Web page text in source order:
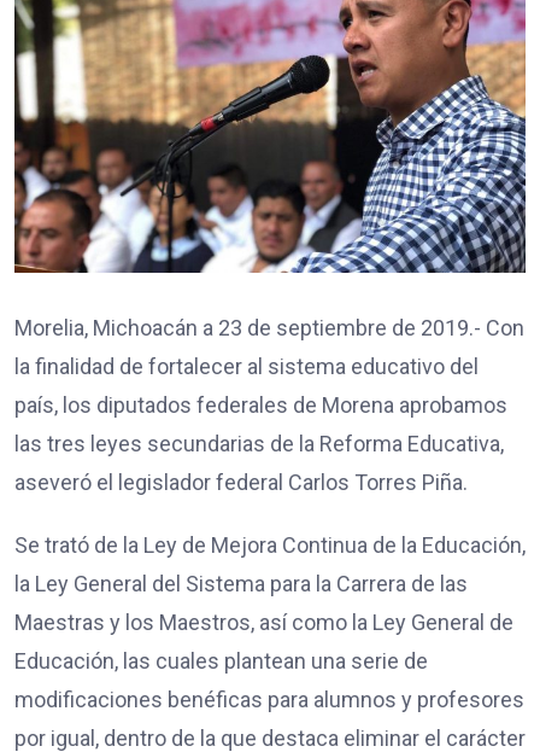
Morelia, Michoacán a 23 de septiembre de 2019.- Con
la finalidad de fortalecer al sistema educativo del
país, los diputados federales de Morena aprobamos
las tres leyes secundarias de la Reforma Educativa,
aseveró el legislador federal Carlos Torres Piña.
Se trató de la Ley de Mejora Continua de la Educación,
la Ley General del Sistema para la Carrera de las
Maestras y los Maestros, así como la Ley General de
Educación, las cuales plantean una serie de
modificaciones benéficas para alumnos y profesores
por igual, dentro de la que destaca eliminar el carácter